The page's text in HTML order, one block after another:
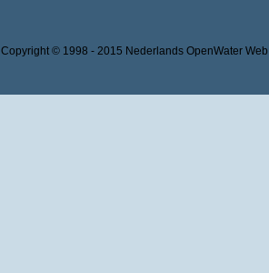
Copyright © 1998 - 2015 Nederlands OpenWater